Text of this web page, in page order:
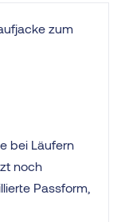
zum
bei Läufern
noch
Passform,